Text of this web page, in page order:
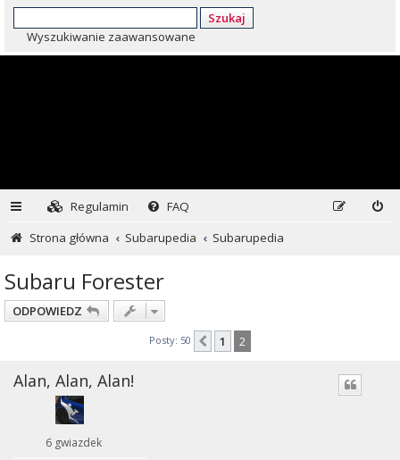
Szukaj
Wyszukiwanie zaawansowane
Regulamin
FAQ
Strona główna
Subarupedia Subarupedia
Subaru Forester
ODPOWIEDZ
Posty: 50 Poprzednia
1 2
Alan, Alan, Alan!
6 gwiazdek